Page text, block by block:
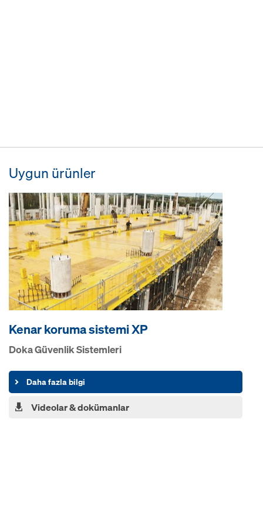
Uygun ürünler
Kenar koruma sistemi XP
Doka Güvenlik Sistemleri
Daha fazla bilgi
Videolar & dokümanlar